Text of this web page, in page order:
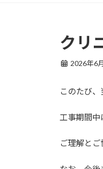
クリ
2026年6
このたび、
工事期間中
ご理解と